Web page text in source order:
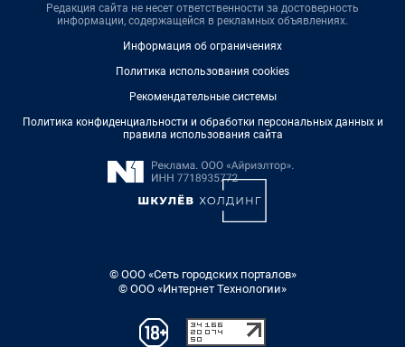
Редакция сайта не несет ответственности за достоверность
информации, содержащейся в рекламных объявлениях.
Информация об ограничениях
Политика использования cookies
Рекомендательные системы
Политика конфиденциальности и обработки персональных данных и
правила использования сайта
© ООО «Сеть городских порталов»
© ООО «Интернет Технологии»